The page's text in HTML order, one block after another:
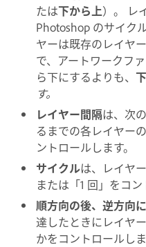
たは下から上）。 レ
Photoshop のサイク
ヤーは既存のレイヤ
で、アートワークフ
ら下にするよりも、
す。
レイヤー間隔は、次
るまでの各レイヤー
ントロールします。
サイクルは、レイヤ
または「1 回」をコン
順方向の後、逆方向
達したときにレイヤ
かをコントロールしま